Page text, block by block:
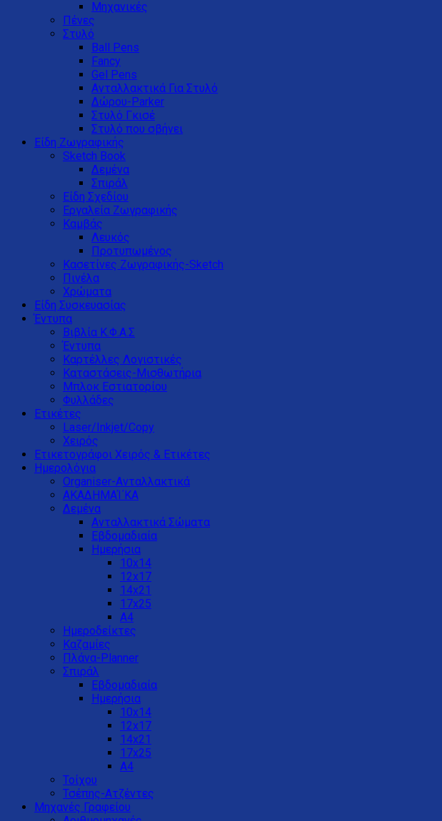
Μηχανικές
Πένες
Στυλό
Ball Pens
Fancy
Gel Pens
Ανταλλακτικά Για Στυλό
Δώρου-Parker
Στυλό Γκισέ
Στυλό που σβήνει
Είδη Ζωγραφικής
Sketch Book
Δεμένα
Σπιράλ
Είδη Σχεδίου
Εργαλεία Ζωγραφικής
Καμβάς
Λευκός
Προτυπωμένος
Κασετίνες Ζωγραφικής-Sketch
Πινέλα
Χρώματα
Είδη Συσκευασίας
Έντυπα
Βιβλία Κ.Φ.Α.Σ
Έντυπα
Καρτέλλες Λογιστικές
Καταστάσεις-Μισθωτήρια
Μπλοκ Εστιατορίου
Φυλλάδες
Ετικέτες
Laser/Inkjet/Copy
Χειρός
Ετικετογράφοι Χειρός & Ετικέτες
Ημερολόγια
Organiser-Ανταλλακτικά
ΑΚΑΔΗΜΑΊ΄ΚΑ
Δεμένα
Ανταλλακτικά Σώματα
Εβδομαδιαία
Ημερήσια
10x14
12x17
14x21
17x25
Α4
Ημεροδείκτες
Καζαμίες
Πλάνα-Planner
Σπιράλ
Εβδομαδιαία
Ημερήσια
10x14
12x17
14x21
17x25
Α4
Τοίχου
Τσέπης-Ατζέντες
Μηχανές Γραφείου